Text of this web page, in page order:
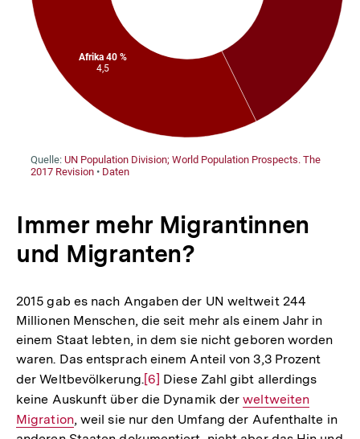
Immer mehr Migrantinnen
und Migranten?
2015 gab es nach Angaben der UN weltweit 244
Millionen Menschen, die seit mehr als einem Jahr in
einem Staat lebten, in dem sie nicht geboren worden
waren. Das entsprach einem Anteil von 3,3 Prozent
der Weltbevölkerung.Zur
Auflösung
der
[6] Diese Zahl gibt allerdings
keine Auskunft über die Dynamik derInterner
Link:
weltweiten
Migration, weil sie nur den Umfang der Aufenthalte in